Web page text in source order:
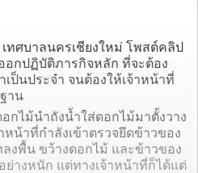
ทศบาลนครเชียงใหม่ โพสต์คลิป
กปฏิบัติภารกิจหลัก ที่จะต้อง
ป็นประจำ จนต้องให้เจ้าหน้าที่
าน
กไม้นำถังน้ำใส่ดอกไม้มาตั้งวาง
น้าที่กำลังเข้าตรวจยึดข้าวของ
งพื้น ขว้างดอกไม้ และข้าวของ
างหนัก แต่ทางเจ้าหน้าที่ก็ได้แต่